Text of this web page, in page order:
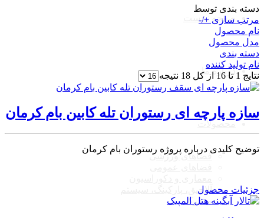
صفحه نخست
درباره ما
محصولات
فضاهای ورزشی
آلاچیق، پارکینگ، سیستم
متحرک
دسته بندی توسط
مرتب سازی +/-
نام محصول
مدل محصول
دسته بندی
نام تولید کننده
نتایج 1 تا 16 از کل 18 نتیجه
سازه پارچه ای رستوران تله کابین بام کرمان
توضیح کلیدی درباره پروژه رستوران بام کرمان
جزئیات محصول